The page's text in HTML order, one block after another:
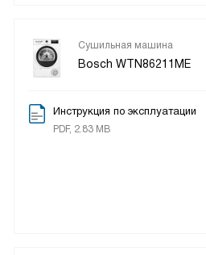
Сушильная машина
Bosch WTN86211ME
Инструкция по эксплуатации
PDF, 2.83 MB